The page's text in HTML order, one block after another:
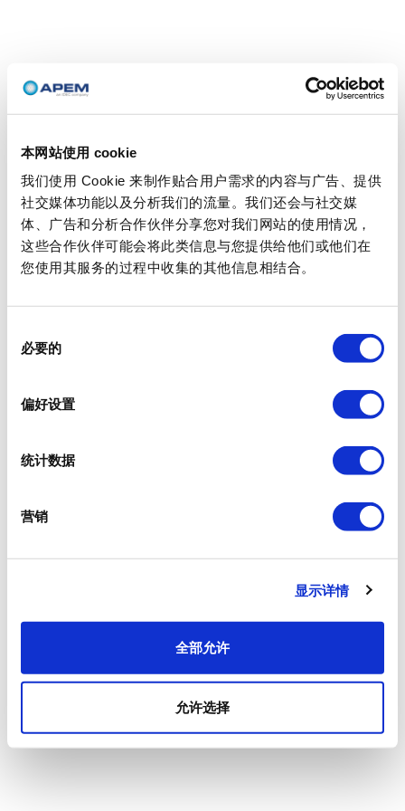
本网站使用 cookie
我们使用 Cookie 来制作贴合用户需求的内容与广告、提供
社交媒体功能以及分析我们的流量。我们还会与社交媒
体、广告和分析合作伙伴分享您对我们网站的使用情况，
这些合作伙伴可能会将此类信息与您提供给他们或他们在
您使用其服务的过程中收集的其他信息相结合。
必要的
偏好设置
统计数据
营销
显示详情
全部允许
允许选择